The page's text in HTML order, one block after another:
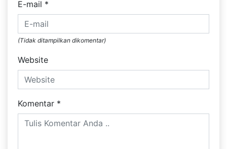
E-mail *
(Tidak ditampilkan dikomentar)
Website
Komentar *